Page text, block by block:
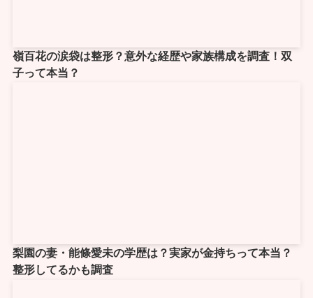
嶺百花の涙袋は整形？意外な経歴や家族構成を調査！双
子って本当？
梨園の妻・能條愛未の学歴は？実家が金持ちって本当？
整形してるかも調査